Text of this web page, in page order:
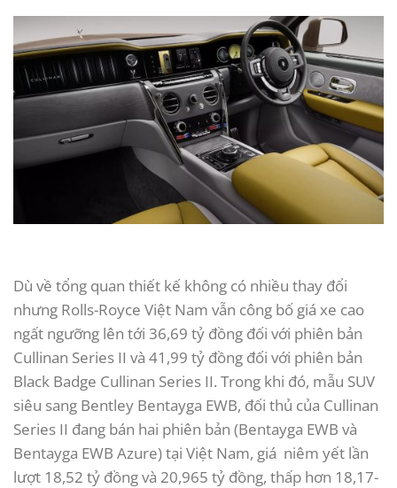
Dù về tổng quan thiết kế không có nhiều thay đổi
nhưng Rolls-Royce Việt Nam vẫn công bố giá xe cao
ngất ngưỡng lên tới 36,69 tỷ đồng đối với phiên bản
Cullinan Series II và 41,99 tỷ đồng đối với phiên bản
Black Badge Cullinan Series II. Trong khi đó, mẫu SUV
siêu sang Bentley Bentayga EWB, đối thủ của Cullinan
Series II đang bán hai phiên bản (Bentayga EWB và
Bentayga EWB Azure) tại Việt Nam, giá niêm yết lần
lượt 18,52 tỷ đồng và 20,965 tỷ đồng, thấp hơn 18,17-